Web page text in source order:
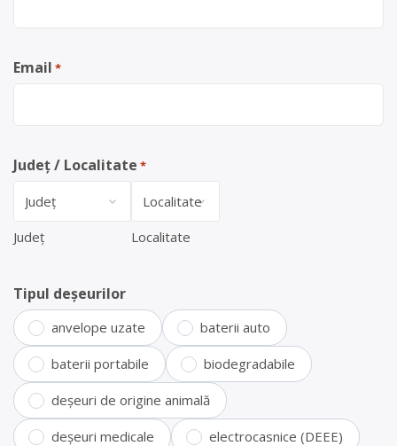
Email *
Județ / Localitate *
Județ Localitate
Tipul deșeurilor
anvelope uzate baterii auto
baterii portabile biodegradabile
deșeuri de origine animală
deșeuri medicale electrocasnice (DEEE)